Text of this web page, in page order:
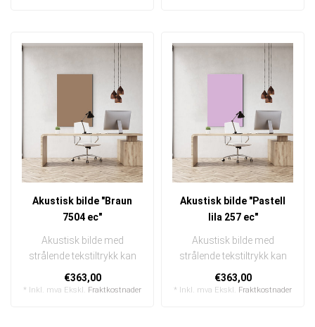
Akustisk bilde "Braun
7504 ec"
Akustisk bilde med
strålende tekstiltrykk kan
raskt og enkelt byttes ut
I en e..
€363,00
* Inkl. mva Ekskl. Fraktkostnader
Akustisk bilde "Pastell
lila 257 ec"
Akustisk bilde med
strålende tekstiltrykk kan
raskt og enkelt byttes ut
I en e..
€363,00
* Inkl. mva Ekskl. Fraktkostnader